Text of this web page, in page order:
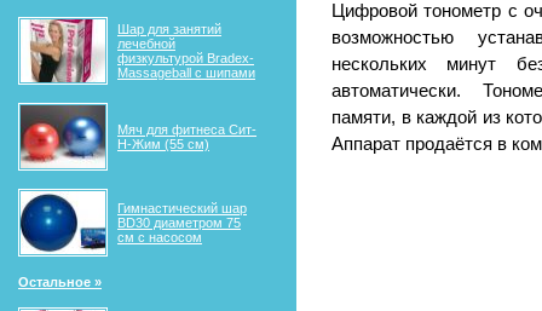
Шар для занятий
лечебной
физкультурой Bradex-
Massageball с шипами
Мяч для фитнеса Сит-
Н-Жим (55 см)
Гимнастический шар
BD30 диаметром 75
см с насосом
Остальное »
Цифровой тонометр с
возможностью
нескольких минут
автоматически.
памяти, в каждой из
Аппарат продаётся в